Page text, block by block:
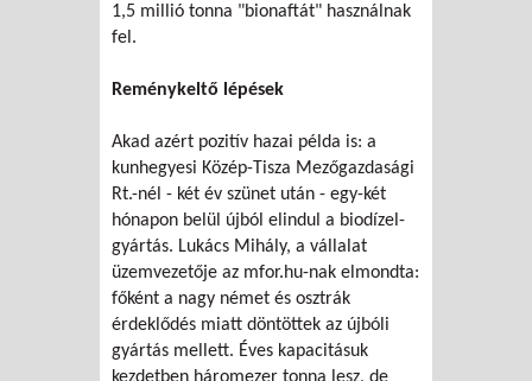
1,5 millió tonna "bionaftát" használnak
fel.
Reménykeltő lépések
Akad azért pozitív hazai példa is: a
kunhegyesi Közép-Tisza Mezőgazdasági
Rt.-nél - két év szünet után - egy-két
hónapon belül újból elindul a biodízel-
gyártás. Lukács Mihály, a vállalat
üzemvezetője az mfor.hu-nak elmondta:
főként a nagy német és osztrák
érdeklődés miatt döntöttek az újbóli
gyártás mellett. Éves kapacitásuk